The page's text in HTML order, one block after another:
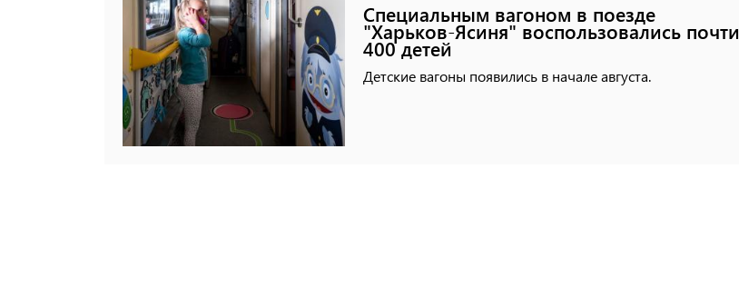
Специальным вагоном в поезде
"Харьков-Ясиня" воспользовались почти
400 детей
Детские вагоны появились в начале августа.